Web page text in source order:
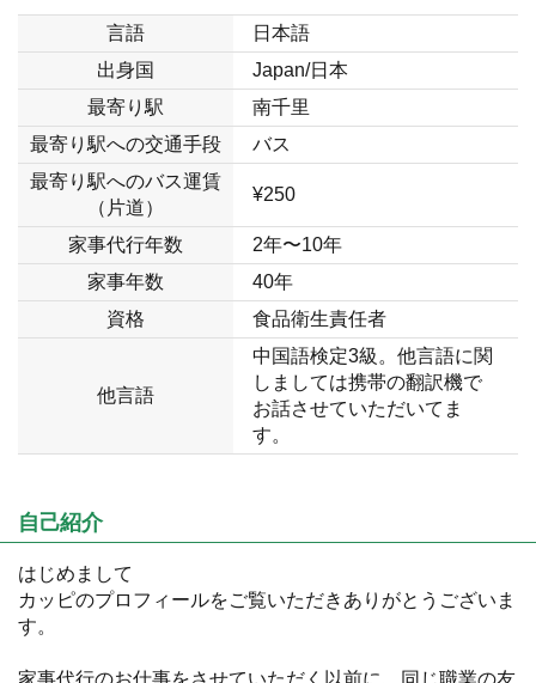
言語
日本語
出身国
Japan/日本
最寄り駅
南千里
最寄り駅への交通手段
バス
最寄り駅へのバス運賃
（片道）
¥250
家事代行年数
2年〜10年
家事年数
40年
資格
食品衛生責任者
他言語
中国語検定3級。他言語に関
しましては携帯の翻訳機で
お話させていただいてま
す。
自己紹介
はじめまして
カッピのプロフィールをご覧いただきありがとうございま
す。
家事代行のお仕事をさせていただく以前に、同じ職業の友